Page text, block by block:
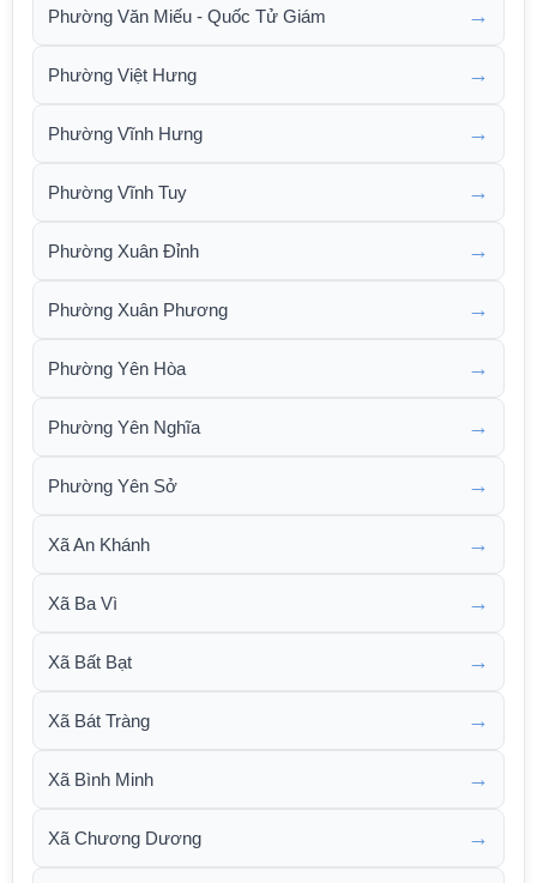
Phường Văn Miếu - Quốc Tử Giám →
Phường Việt Hưng →
Phường Vĩnh Hưng →
Phường Vĩnh Tuy →
Phường Xuân Đỉnh →
Phường Xuân Phương →
Phường Yên Hòa →
Phường Yên Nghĩa →
Phường Yên Sở →
Xã An Khánh →
Xã Ba Vì →
Xã Bất Bạt →
Xã Bát Tràng →
Xã Bình Minh →
Xã Chương Dương →